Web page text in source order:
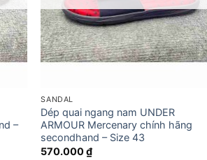
–
SANDAL
Dép quai ngang nam UNDER
ARMOUR Mercenary chính hãng
secondhand – Size 43
570.000₫